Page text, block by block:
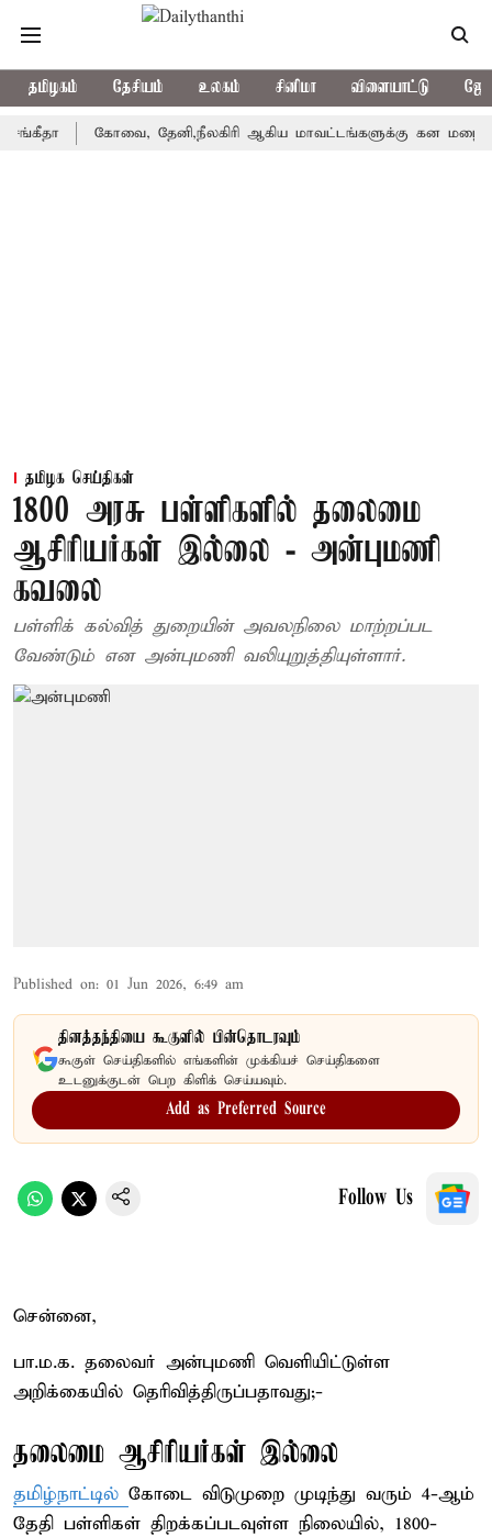
தமிழகம் தேசியம் உலகம் சினிமா விளையாட்டு
கோவை, தேனி,நீலகிரி ஆகிய மாவட்டங்களுக்கு கன மழை
தமிழக செய்திகள்
1800 அரசு பள்ளிகளில் தலைமை
ஆசிரியர்கள் இல்லை - அன்புமணி
கவலை
பள்ளிக் கல்வித் துறையின் அவலநிலை மாற்றப்பட
வேண்டும் என அன்புமணி வலியுறுத்தியுள்ளார்.
Published on: 01 Jun 2026, 6:49 am
தினத்தந்தியை கூகுளில் பின்தொடரவும்
கூகுள் செய்திகளில் எங்களின் முக்கியச் செய்திகளை
உடனுக்குடன் பெற கிளிக் செய்யவும்.
Add as Preferred Source
Follow Us
சென்னை,
பா.ம.க. தலைவர் அன்புமணி வெளியிட்டுள்ள
அறிக்கையில் தெரிவித்திருப்பதாவது;-
தலைமை ஆசிரியர்கள் இல்லை
தமிழ்நாட்டில் கோடை விடுமுறை முடிந்து வரும் 4-ஆம்
தேதி பள்ளிகள் திறக்கப்படவுள்ள நிலையில், 1800-